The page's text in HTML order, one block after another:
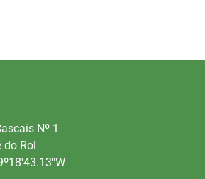
Nº 1
do Rol